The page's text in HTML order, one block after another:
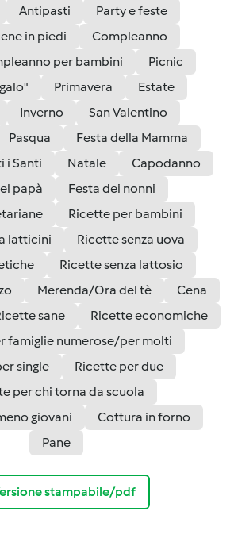
Antipasti
Party e feste
in piedi
Compleanno
per bambini
Picnic
Primavera
Estate
Inverno
San Valentino
Pasqua
Festa della Mamma
i Santi
Natale
Capodanno
papà
Festa dei nonni
Ricette per bambini
latticini
Ricette senza uova
Ricette senza lattosio
Merenda/Ora del tè
Cena
sane
Ricette economiche
famiglie numerose/per molti
single
Ricette per due
per chi torna da scuola
giovani
Cottura in forno
Pane
stampabile/pdf